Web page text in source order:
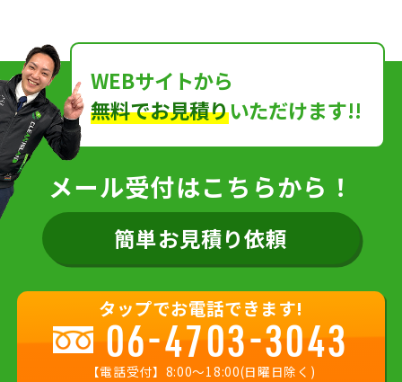
WEBサイトから
無料でお見積りいただけます!!
メール受付はこちらから！
簡単お見積り依頼
タップでお電話できます!
06-4703-3043
【電話受付】8:00〜18:00(日曜日除く)